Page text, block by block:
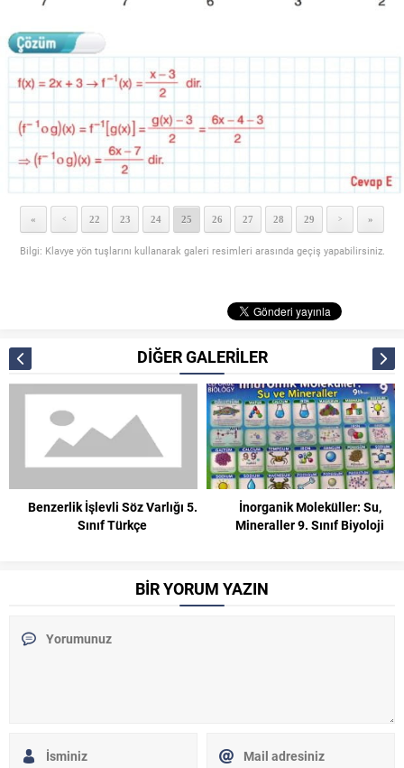
« < 22 23 24 25 26 27 28 29 > »
Bilgi: Klavye yön tuşlarını kullanarak galeri resimleri arasında geçiş yapabilirsiniz.
DİĞER GALERİLER
Benzerlik İşlevli Söz Varlığı 5.
Sınıf Türkçe
İnorganik Moleküller: Su,
Mineraller 9. Sınıf Biyoloji
BİR YORUM YAZIN